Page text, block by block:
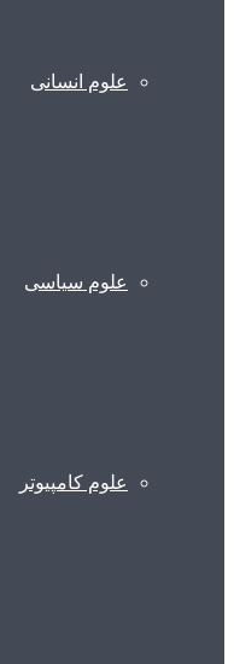
علوم انسانی
علوم سیاسی
علوم کامپیوتر